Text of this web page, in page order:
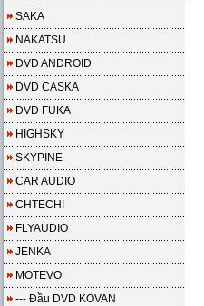
SAKA
NAKATSU
DVD ANDROID
DVD CASKA
DVD FUKA
HIGHSKY
SKYPINE
CAR AUDIO
CHTECHI
FLYAUDIO
JENKA
MOTEVO
--- Đầu DVD KOVAN